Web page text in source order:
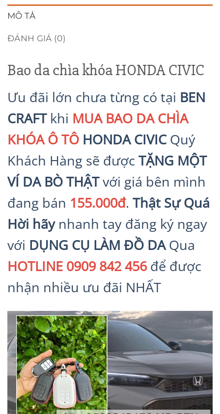
MÔ TẢ
ĐÁNH GIÁ (0)
Bao da chìa khóa HONDA CIVIC
Ưu đãi lớn chưa từng có tại BEN
CRAFTkhi MUA BAO DA CHÌA
KHÓA Ô TÔ HONDA CIVICQuý
Khách Hàng sẽ được TẶNG MỘT
VÍ DA BÒ THẬTvới giá bên mình
đang bán 155.000đ. Thật Sự Quá
Hời hãynhanh tay đăng ký ngay
với DỤNG CỤ LÀM ĐỒ DAQua
HOTLINE 0909 842 456để được
nhận nhiều ưu đãi NHẤT